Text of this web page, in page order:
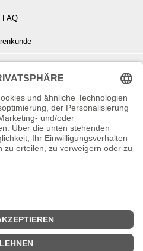
FAQ
u. Elektronikgeräten
von Kundenbewertungen